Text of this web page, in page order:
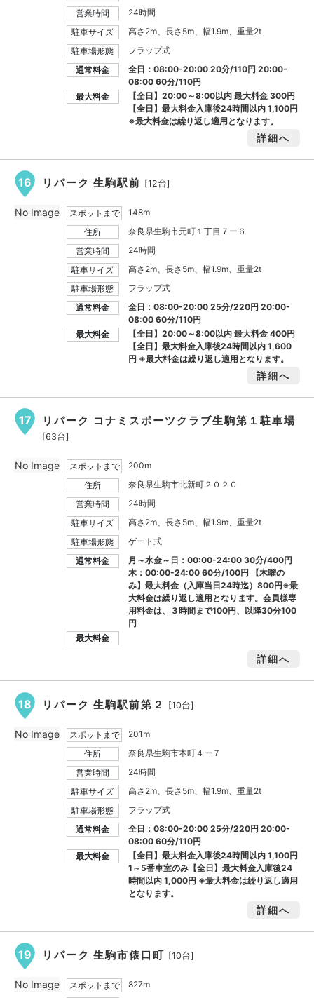
営業時間
24時間
駐車サイズ
高さ2m、長さ5m、幅1.9m、重量2t
駐車場形態
フラップ式
通常料金
全日：08:00-20:00 20分/110円 20:00-
08:00 60分/110円
最大料金
【全日】20:00～8:00以内 最大料金300円
【全日】最大料金入庫後24時間以内1,100円
※最大料金は繰り返し適用となります。
詳細へ
16 リパーク 生駒駅前 [12台]
スポットまで
148m
住所
奈良県生駒市元町１丁目７ー６
営業時間
24時間
駐車サイズ
高さ2m、長さ5m、幅1.9m、重量2t
駐車場形態
フラップ式
通常料金
全日：08:00-20:00 25分/220円 20:00-
08:00 60分/110円
最大料金
【全日】20:00～8:00以内 最大料金400円
【全日】最大料金入庫後24時間以内1,600
円 ※最大料金は繰り返し適用となります。
詳細へ
No Image
17 リパーク コナミスポーツクラブ生駒第１駐車場
[63台]
スポットまで
200m
住所
奈良県生駒市北新町２０２０
営業時間
24時間
駐車サイズ
高さ2m、長さ5m、幅1.9m、重量2t
駐車場形態
ゲート式
通常料金
月～水金～日：00:00-24:00 30分/400円
木：00:00-24:00 60分/100円 【木曜の
み】最大料金（入庫当日24時迄）800円※最
大料金は繰り返し適用となります。会員様専
用料金は、３時間まで100円、以降30分100
円
最大料金
詳細へ
No Image
18 リパーク 生駒駅前第２ [10台]
スポットまで
201m
住所
奈良県生駒市本町４ー７
営業時間
24時間
駐車サイズ
高さ2m、長さ5m、幅1.9m、重量2t
駐車場形態
フラップ式
通常料金
全日：08:00-20:00 25分/220円 20:00-
08:00 60分/110円
最大料金
【全日】最大料金入庫後24時間以内1,100円
1～5番車室のみ【全日】最大料金入庫後24
時間以内1,000円 ※最大料金は繰り返し適用
となります。
詳細へ
No Image
19 リパーク 生駒市俵口町 [10台]
スポットまで 827m
No Image